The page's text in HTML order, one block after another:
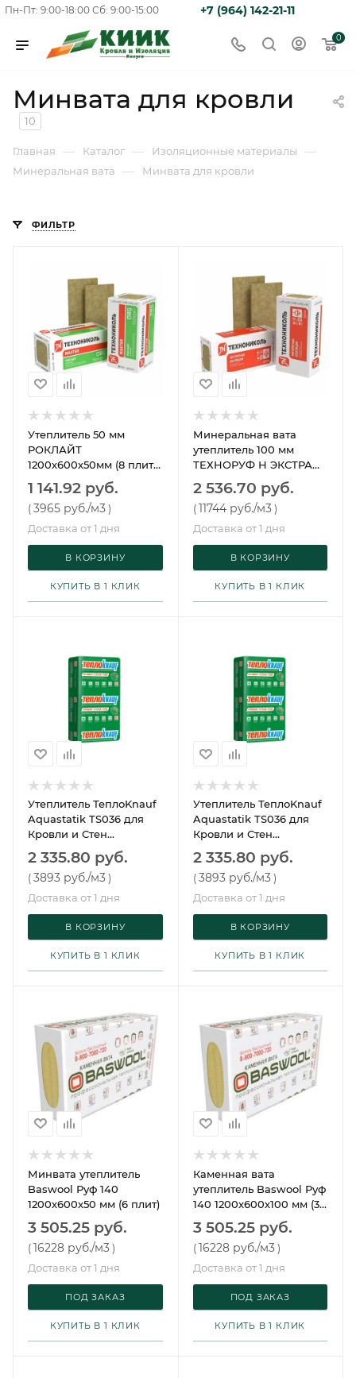
Пн-Пт: 9:00-18:00 Сб: 9:00-15:00 +7 (964) 142-21-11
0
Минвата для кровли
10
Главная — Каталог — Изоляционные материалы —
Минеральная вата — Минвата для кровли
ФИЛЬТР
Утеплитель 50 мм
РОКЛАЙТ
1200х600х50мм (8 плит)
ТЕХНОНИКОЛЬ
1 141.92 руб.
(3965 руб./м3 )
Доставка от 1 дня
В КОРЗИНУ
КУПИТЬ В 1 КЛИК
Минеральная вата
утеплитель 100 мм
ТЕХНОРУФ Н ЭКСТРА
1200х600х100 мм (3
плиты)
2 536.70 руб.
(11744 руб./м3 )
Доставка от 1 дня
В КОРЗИНУ
КУПИТЬ В 1 КЛИК
Утеплитель ТеплоKnauf
Aquastatik TS036 для
Кровли и Стен
1230х610х100 (8 плит,
6м2, 0,6м3, 32 упак/пал)
2 335.80 руб.
(3893 руб./м3 )
Доставка от 1 дня
В КОРЗИНУ
КУПИТЬ В 1 КЛИК
Утеплитель ТеплоKnauf
Aquastatik TS036 для
Кровли и Стен
1230х610х50 (16 пл, 12м2,
0,6м3, 32 уп/пал)
2 335.80 руб.
(3893 руб./м3 )
Доставка от 1 дня
В КОРЗИНУ
КУПИТЬ В 1 КЛИК
Минвата утеплитель
Baswool Руф 140
1200х600х50 мм (6 плит)
3 505.25 руб.
(16228 руб./м3 )
Доставка от 1 дня
ПОД ЗАКАЗ
КУПИТЬ В 1 КЛИК
Каменная вата
утеплитель Baswool Руф
140 1200х600х100 мм (3
3 505.25 руб.
(16228 руб./м3 )
Доставка от 1 дня
ПОД ЗАКАЗ
КУПИТЬ В 1 КЛИК